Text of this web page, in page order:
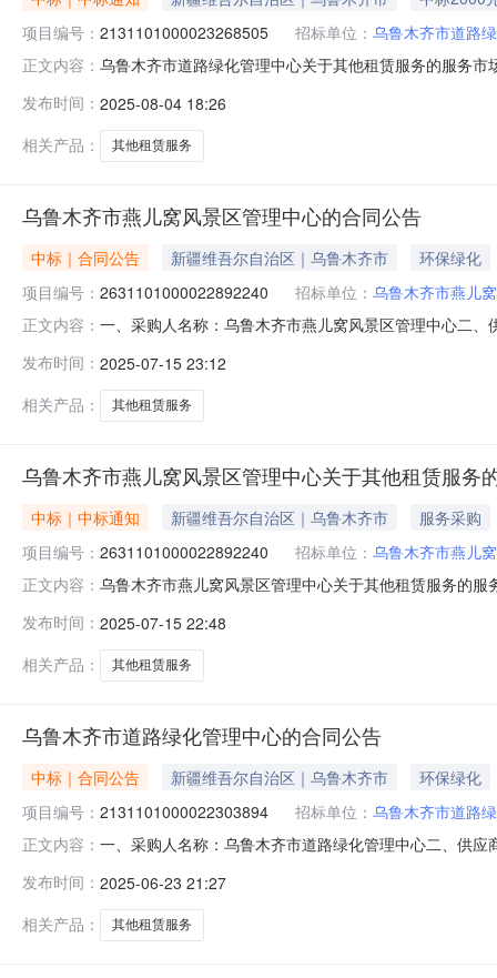
项目编号： 2131101000023268505 招标单位： 乌鲁木齐市道路
正文内容： 乌鲁木齐市道路绿化管理中心关于其他租赁服务的服务
（元）:项目所在行政区划编码:650199项目所在行政区划
发布时间： 2025-08-04 18:26
相关产品：
其他租赁服务
乌鲁木齐市燕儿窝风景区管理中心的合同公告
中标｜合同公告 新疆维吾尔自治区｜乌鲁木齐市
环保绿化
项目编号： 2631101000022892240 招标单位： 乌鲁木齐市燕儿
正文内容： 一、采购人名称：乌鲁木齐市燕儿窝风景区管理中心二
1.005630056300服务要求或标的基本概况：七、其它事
发布时间： 2025-07-15 23:12
相关产品：
其他租赁服务
乌鲁木齐市燕儿窝风景区管理中心关于其他租赁服务
中标｜中标通知 新疆维吾尔自治区｜乌鲁木齐市
服务采购
项目编号： 2631101000022892240 招标单位： 乌鲁木齐市燕儿
正文内容： 乌鲁木齐市燕儿窝风景区管理中心关于其他租赁服务的
划金额（元）:项目所在行政区划编码:650199项目所在
发布时间： 2025-07-15 22:48
相关产品：
其他租赁服务
乌鲁木齐市道路绿化管理中心的合同公告
中标｜合同公告 新疆维吾尔自治区｜乌鲁木齐市
环保绿化
项目编号： 2131101000022303894 招标单位： 乌鲁木齐市道路
正文内容： 一、采购人名称：乌鲁木齐市道路绿化管理中心二、供
服务要求或标的基本概况：七、其它事项：详见附件中
发布时间： 2025-06-23 21:27
相关产品：
其他租赁服务